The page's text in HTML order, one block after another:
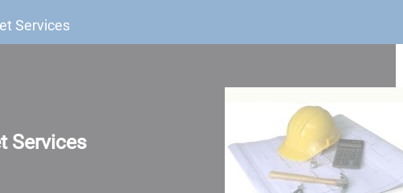
Services
Services